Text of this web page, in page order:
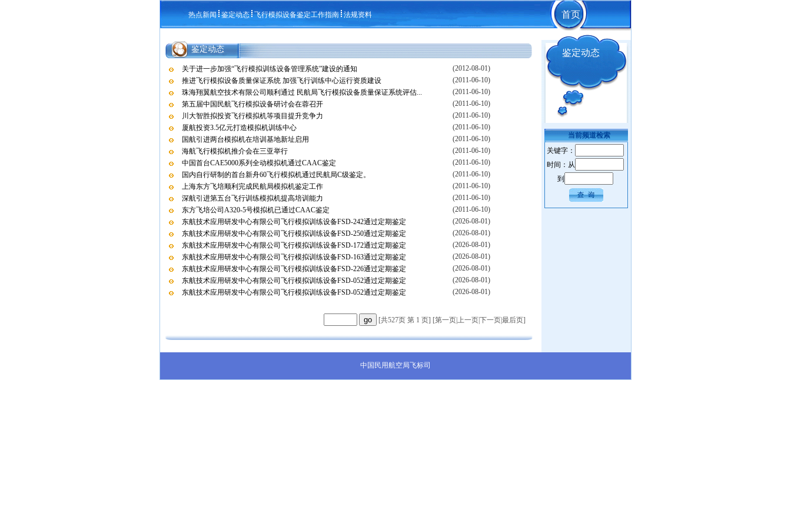
热点新闻 鉴定动态 飞行模拟设备鉴定工作指南 法规资料 首页
鉴定动态
关于进一步加强“飞行模拟训练设备管理系统”建设的通知
(2012-08-01)
推进飞行模拟设备质量保证系统 加强飞行训练中心运行资质建设
(2011-06-10)
珠海翔翼航空技术有限公司顺利通过 民航局飞行模拟设备质量保证系统评估...
(2011-06-10)
第五届中国民航飞行模拟设备研讨会在蓉召开
(2011-06-10)
川大智胜拟投资飞行模拟机等项目提升竞争力
(2011-06-10)
厦航投资3.5亿元打造模拟机训练中心
(2011-06-10)
国航引进两台模拟机在培训基地新址启用
(2011-06-10)
海航飞行模拟机推介会在三亚举行
(2011-06-10)
中国首台CAE5000系列全动模拟机通过CAAC鉴定
(2011-06-10)
国内自行研制的首台新舟60飞行模拟机通过民航局C级鉴定。
(2011-06-10)
上海东方飞培顺利完成民航局模拟机鉴定工作
(2011-06-10)
深航引进第五台飞行训练模拟机提高培训能力
(2011-06-10)
东方飞培公司A320-5号模拟机已通过CAAC鉴定
(2011-06-10)
东航技术应用研发中心有限公司飞行模拟训练设备FSD-242通过定期鉴定
(2026-08-01)
东航技术应用研发中心有限公司飞行模拟训练设备FSD-250通过定期鉴定
(2026-08-01)
东航技术应用研发中心有限公司飞行模拟训练设备FSD-172通过定期鉴定
(2026-08-01)
东航技术应用研发中心有限公司飞行模拟训练设备FSD-163通过定期鉴定
(2026-08-01)
东航技术应用研发中心有限公司飞行模拟训练设备FSD-226通过定期鉴定
(2026-08-01)
东航技术应用研发中心有限公司飞行模拟训练设备FSD-052通过定期鉴定
(2026-08-01)
东航技术应用研发中心有限公司飞行模拟训练设备FSD-052通过定期鉴定
(2026-08-01)
[共527页 第 1 页] [第一页上一页下一页最后页]
鉴定动态
当前频道检索
关键字：
时间：从
到
中国民用航空局飞标司